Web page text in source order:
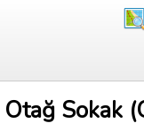
Otağ Sokak